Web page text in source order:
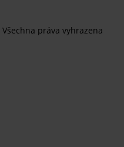
práva vyhrazena